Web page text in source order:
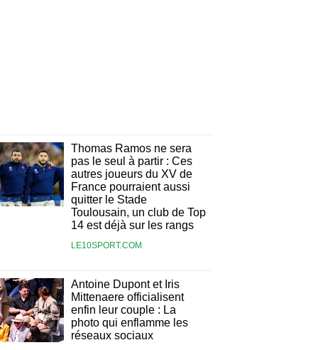
Thomas Ramos ne sera
pas le seul à partir : Ces
autres joueurs du XV de
France pourraient aussi
quitter le Stade
Toulousain, un club de Top
14 est déjà sur les rangs
LE10SPORT.COM
Antoine Dupont et Iris
Mittenaere officialisent
enfin leur couple : La
photo qui enflamme les
réseaux sociaux